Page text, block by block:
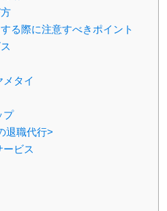
る際に注意すべきポイント
メタイ
プ
退職代行>
ービス